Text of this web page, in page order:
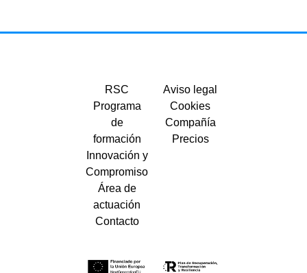
RSC
Programa
de
formación
Innovación y
Compromiso
Área de
actuación
Contacto
Aviso legal
Cookies
Compañía
Precios